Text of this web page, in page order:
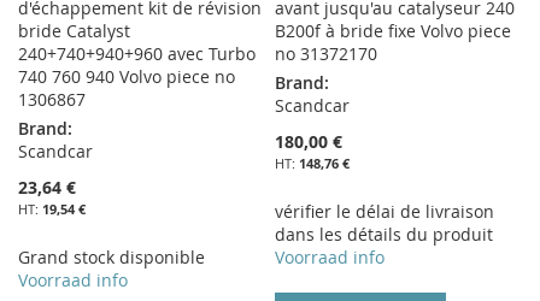
d'échappement kit de révision
bride Catalyst
240+740+940+960 avec Turbo
740 760 940 Volvo piece no
1306867
Brand:
Scandcar
23,64 €
19,54 €
Grand stock disponible
Voorraad info
avant jusqu'au catalyseur 240
B200f à bride fixe Volvo piece
no 31372170
Brand:
Scandcar
180,00 €
148,76 €
vérifier le délai de livraison
dans les détails du produit
Voorraad info